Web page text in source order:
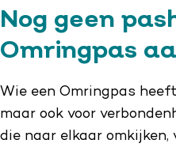
Nog geen
Omringpas
Wie een Omringpas
maar ook voor
die naar elkaar